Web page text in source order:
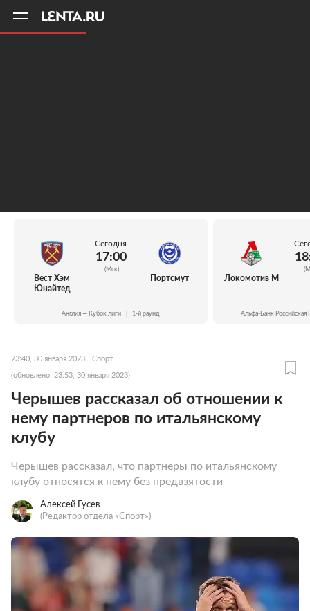
Вест Хэм
Юнайтед
Сегодня
17:00
(Мск)
Портсмут
Англия — Кубок лиги 1-й раунд
Локомотив М
Альфа-Банк Российская
23:40, 30 января 2023 Спорт
(обновлено: 23:53, 30 января 2023)
Черышев рассказал об отношении к
нему партнеров по итальянскому
клубу
Черышев рассказал, что партнеры по итальянскому
клубу относятся к нему без предвзятости
Алексей Гусев
(Редактор отдела «Спорт»)